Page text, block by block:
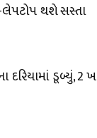
લેપટોપ થશે સસ્તા
ડૂબ્યું, 2